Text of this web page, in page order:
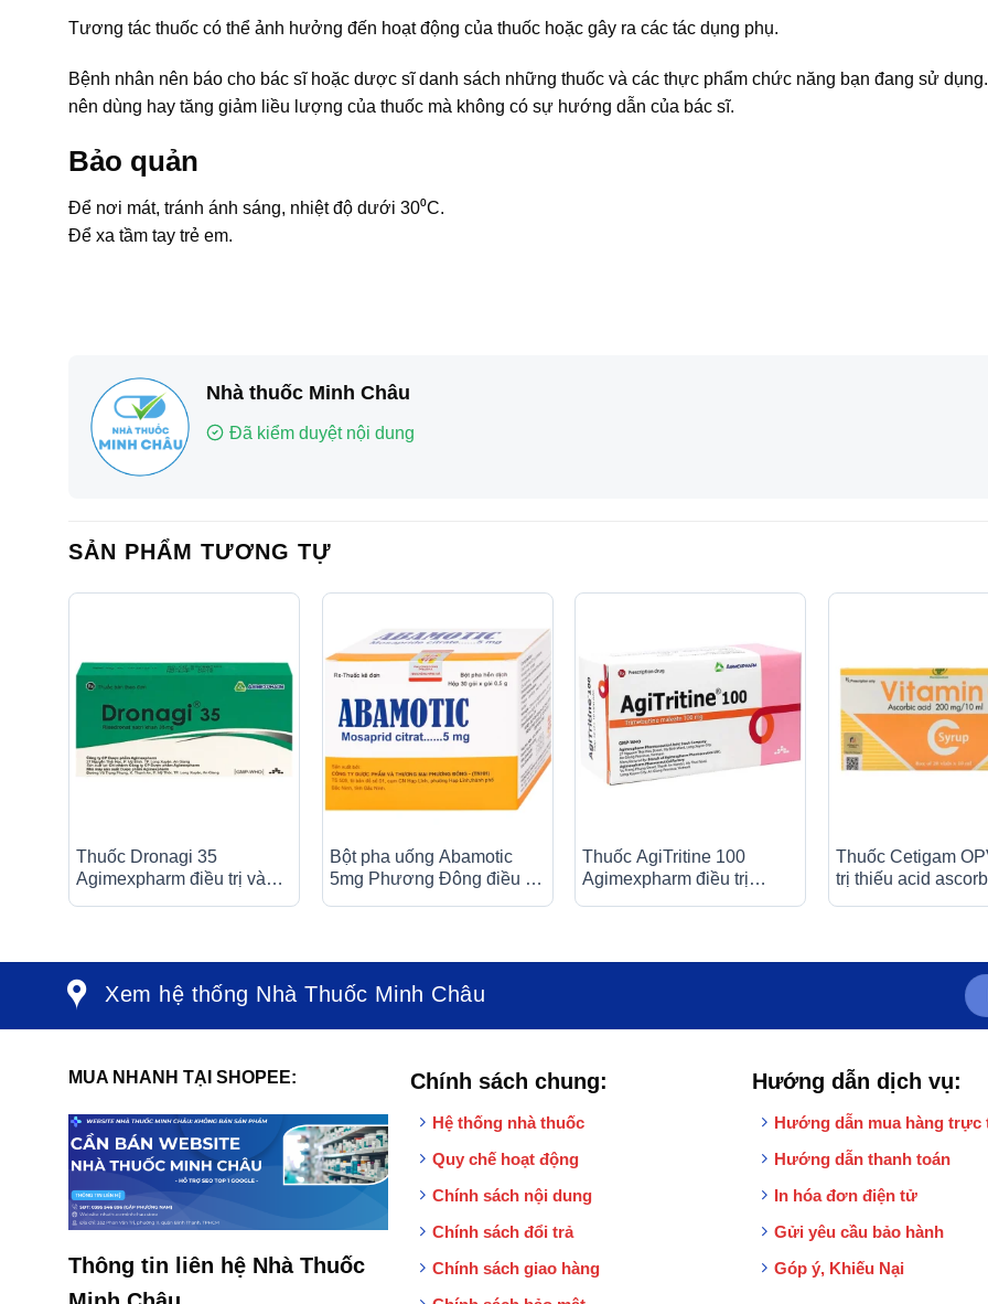
Tương tác thuốc có thể ảnh hưởng đến hoạt động của thuốc hoặc gây ra các tác dụng phụ.
Bệnh nhân nên báo cho bác sĩ hoặc dược sĩ danh sách những thuốc và các thực phẩm chức năng bạn đang sử
nên dùng hay tăng giảm liều lượng của thuốc mà không có sự hướng dẫn của bác sĩ.
Bảo quản
Để nơi mát, tránh ánh sáng, nhiệt độ dưới 30⁰C.
Để xa tầm tay trẻ em.
Nhà thuốc Minh Châu
Đã kiểm duyệt nội dung
SẢN PHẨM TƯƠNG TỰ
Thuốc Dronagi 35
Agimexpharm điều trị và
Bột pha uống Abamotic
5mg Phương Đông điều trị
Thuốc AgiTritine 100
Agimexpharm điều trị
Thuốc Cetigam
trị thiếu acid
Xem hệ thống Nhà Thuốc Minh Châu
MUA NHANH TẠI SHOPEE:
Thông tin liên hệ Nhà Thuốc
Chính sách chung:
Hệ thống nhà thuốc
Quy chế hoạt động
Chính sách nội dung
Chính sách đổi trả
Chính sách giao hàng
Hướng dẫn dịch vụ:
Hướng dẫn mua hàng trực
Hướng dẫn thanh toán
In hóa đơn điện tử
Gửi yêu cầu bảo hành
Góp ý, Khiếu Nại